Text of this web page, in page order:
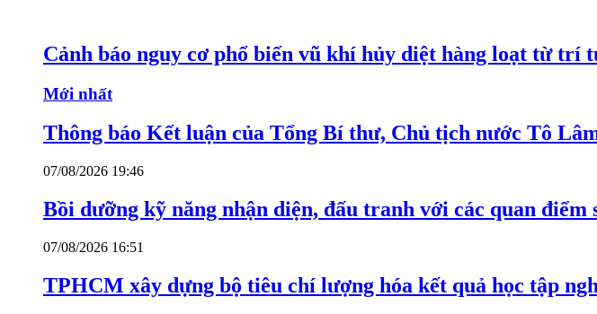
Cảnh báo nguy cơ phổ biến vũ khí hủy diệt hàng loạt từ trí
Mới nhất
Thông báo Kết luận của Tổng Bí thư, Chủ tịch nước Tô
07/08/2026 19:46
Bồi dưỡng kỹ năng nhận diện, đấu tranh với các quan
07/08/2026 16:51
TPHCM xây dựng bộ tiêu chí lượng hóa kết quả học tập